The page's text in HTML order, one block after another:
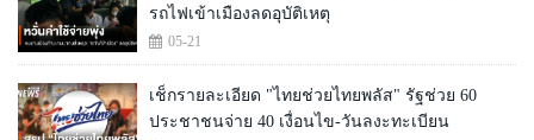
รถไฟเข้าเมืองลดอุบัติเหตุ
05-21
เช็กรายละเอียด "ไทยช่วยไทยพลัส" รัฐช่วย 60
ประชาชนจ่าย 40 เงื่อนไข-วันลงะทะเบียน